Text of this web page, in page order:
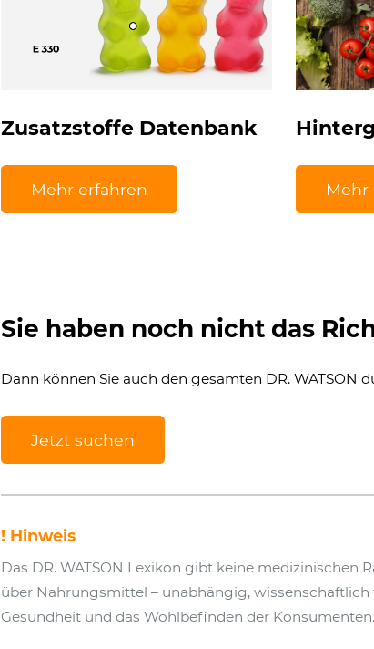
Zusatzstoffe Datenbank
Mehr erfahren Mehr
Sie haben noch nicht das
Dann können Sie auch den gesamten DR. WATSON
Jetzt suchen
! Hinweis
Das DR. WATSON Lexikon gibt keine medizinischen
über Nahrungsmittel – unabhängig,
Gesundheit und das Wohlbefinden der Konsumenten.